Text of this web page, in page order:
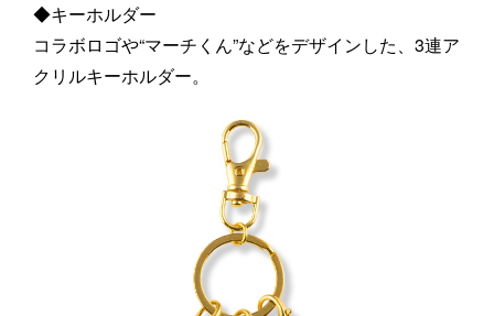
◆キーホルダー
コラボロゴや“マーチくん”などをデザインした、3連ア
クリルキーホルダー。